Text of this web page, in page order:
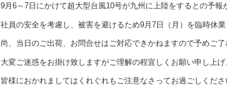
9月6～7日にかけて超大型台風10号が九州に上陸をするとの予報
社員の安全を考慮し、被害を避けるため9月7日（月）を臨時休業
尚、当日のご出荷、お問合せはご対応できかねますので予めご了
大変ご迷惑をお掛け致しますがご理解の程宜しくお願い申し上げ
皆様におかれましてはくれぐれもご注意なさってお過ごしくださ